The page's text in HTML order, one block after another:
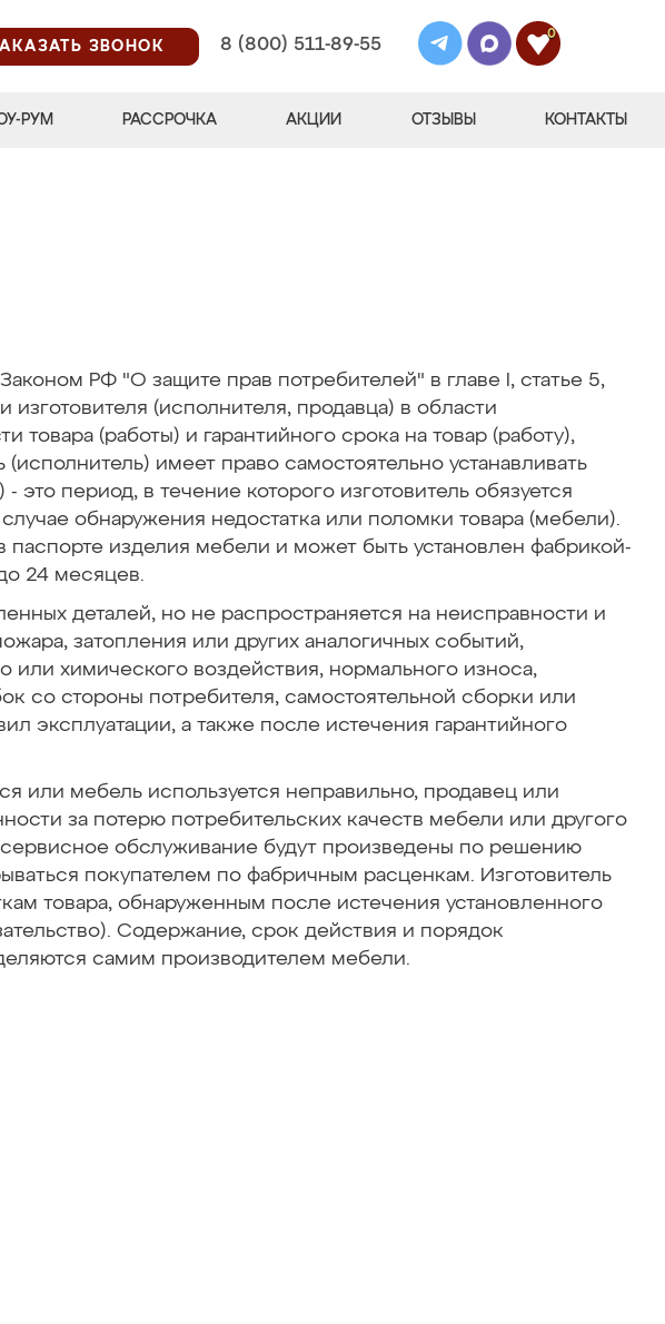
ЗВОНОК
8 (800) 511-89-55
0
РУМ РАССРОЧКА АКЦИИ ОТЗЫВЫ КОНТАКТЫ
РФ "О защите прав потребителей" в главе I, статье 5,
изготовителя (исполнителя, продавца) в области
товара (работы) и гарантийного срока на товар (работу),
(исполнитель) имеет право самостоятельно устанавливать
это период, в течение которого изготовитель обязуется
обнаружения недостатка или поломки товара (мебели).
паспорте изделия мебели и может быть установлен фабрикой-
24 месяцев.
деталей, но не распространяется на неисправности и
затопления или других аналогичных событий,
химического воздействия, нормального износа,
со стороны потребителя, самостоятельной сборки или
эксплуатации, а также после истечения гарантийного
или мебель используется неправильно, продавец или
за потерю потребительских качеств мебели или другого
обслуживание будут произведены по решению
покупателем по фабричным расценкам. Изготовитель
товара, обнаруженным после истечения установленного
Содержание, срок действия и порядок
самим производителем мебели.